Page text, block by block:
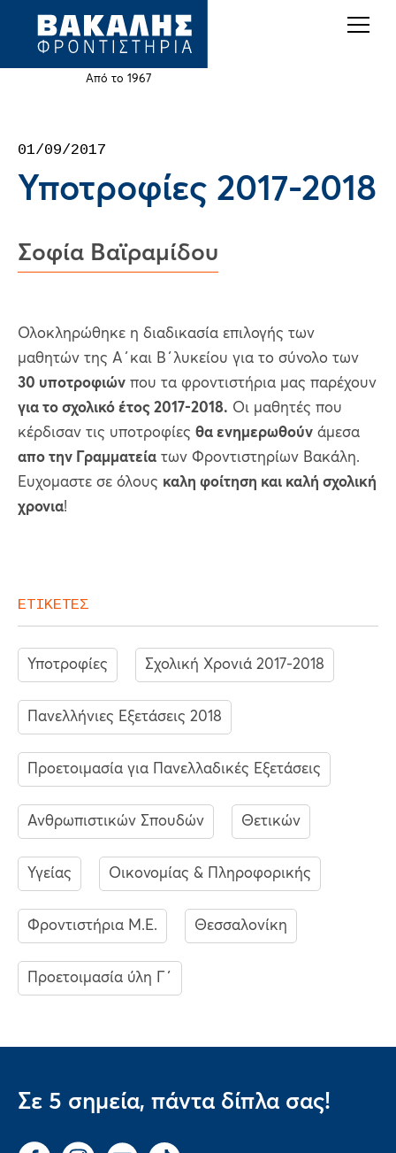
Jump
Από το 1967
top
01/09/2017
Υποτροφίες 2017-2018
Σοφία Βαϊραμίδου
Ολοκληρώθηκε η διαδικασία επιλογής των
μαθητών της Α΄και Β΄λυκείου για το σύνολο των
30 υποτροφιών που τα φροντιστήρια μας παρέχουν
για το σχολικό έτος 2017-2018. Οι μαθητές που
κέρδισαν τις υποτροφίες θα ενημερωθούν άμεσα
απο την Γραμματεία των Φροντιστηρίων Βακάλη.
Ευχομαστε σε όλους καλη φοίτηση και καλή σχολική
χρονια!
ΕΤΙΚΕΤΕΣ
Υποτροφίες Σχολική Χρονιά 2017-2018
Πανελλήνιες Εξετάσεις 2018
Προετοιμασία για Πανελλαδικές Εξετάσεις
Ανθρωπιστικών Σπουδών Θετικών
Υγείας Οικονομίας & Πληροφορικής
Φροντιστήρια Μ.Ε. Θεσσαλονίκη
Προετοιμασία ύλη Γ΄
Σε 5 σημεία, πάντα δίπλα σας!